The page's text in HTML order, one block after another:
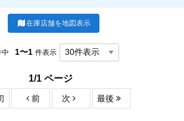
在庫店舗を地図表示
中 1〜1 件表示
1/1 ページ
前 次 最後